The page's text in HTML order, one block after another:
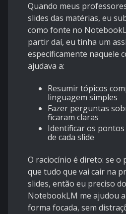
Quando meus
slides das matérias, eu
como fonte no
partir daí, eu tinha um
especificamente naquele
ajudava a:
Resumir tópicos
linguagem simples
Fazer perguntas
ficaram claras
Identificar os
de cada slide
O raciocínio é direto: se o
que tudo que vai cair na
slides, então eu preciso
NotebookLM me ajudou
forma focada, sem